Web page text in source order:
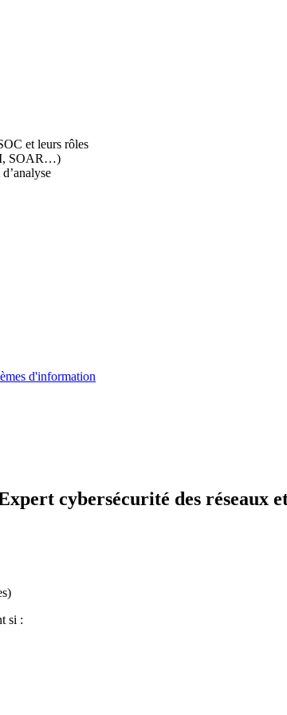
et leurs rôles
SOAR…)
d'information
cybersécurité des réseaux
si :